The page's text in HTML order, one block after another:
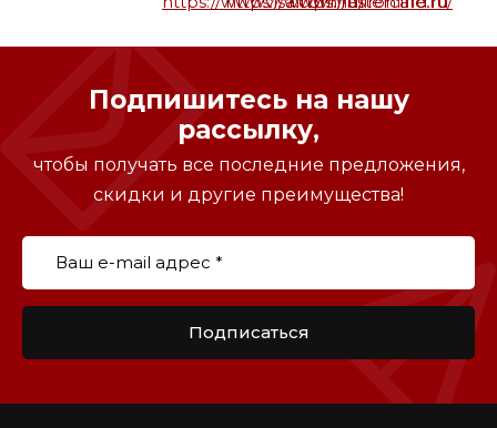
Подпишитесь на нашу
рассылку,
чтобы получать все последние предложения,
скидки и другие преимущества!
Подписаться